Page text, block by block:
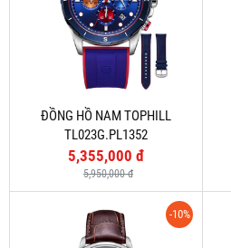
ĐỒNG HỒ NAM TOPHILL
TL023G.PL1352
5,355,000 đ
5,950,000 đ
-10%